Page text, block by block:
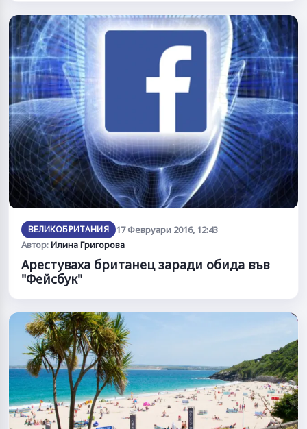
ВЕЛИКОБРИТАНИЯ
17 Февруари 2016, 12:43
Автор:Илина Григорова
Арестуваха британец заради обида във
"Фейсбук"